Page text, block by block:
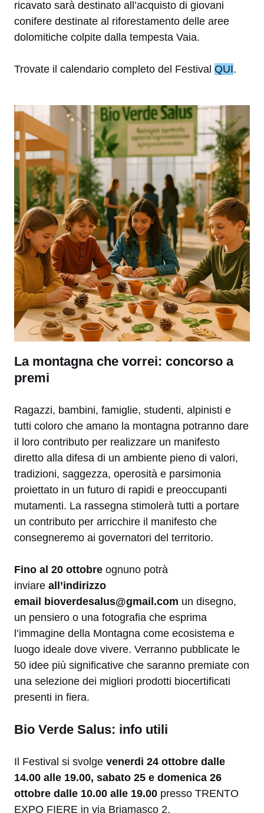
ricavato sarà destinato all’acquisto di giovani
conifere destinate al riforestamento delle aree
dolomitiche colpite dalla tempesta Vaia.
Trovate il calendario completo del Festival QUI.
La montagna che vorrei: concorso a
premi
Ragazzi, bambini, famiglie, studenti, alpinisti e
tutti coloro che amano la montagna potranno dare
il loro contributo per realizzare un manifesto
diretto alla difesa di un ambiente pieno di valori,
tradizioni, saggezza, operosità e parsimonia
proiettato in un futuro di rapidi e preoccupanti
mutamenti. La rassegna stimolerà tutti a portare
un contributo per arricchire il manifesto che
consegneremo ai governatori del territorio.
Fino al 20 ottobre ognuno potrà
inviare all’indirizzo
email bioverdesalus@gmail.com un disegno,
un pensiero o una fotografia che esprima
l’immagine della Montagna come ecosistema e
luogo ideale dove vivere. Verranno pubblicate le
50 idee più significative che saranno premiate con
una selezione dei migliori prodotti biocertificati
presenti in fiera.
Bio Verde Salus: info utili
Il Festival si svolge venerdi 24 ottobre dalle
14.00 alle 19.00, sabato 25 e domenica 26
ottobre dalle 10.00 alle 19.00 presso TRENTO
EXPO FIERE in via Briamasco 2.